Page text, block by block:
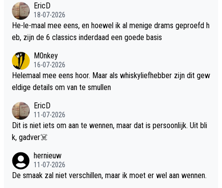
EricD
18-07-2026
He-le-maal mee eens, en hoewel ik al menige drams geproefd h
eb, zijn de 6 classics inderdaad een goede basis
M0nkey
16-07-2026
Helemaal mee eens hoor. Maar als whiskyliefhebber zijn dit gew
eldige details om van te smullen
EricD
11-07-2026
Dit is niet iets om aan te wennen, maar dat is persoonlijk. Uit bli
k, gadver☠️
hernieuw
11-07-2026
De smaak zal niet verschillen, maar ik moet er wel aan wennen.